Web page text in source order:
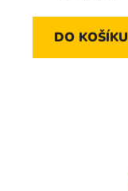
DO KOŠÍKU